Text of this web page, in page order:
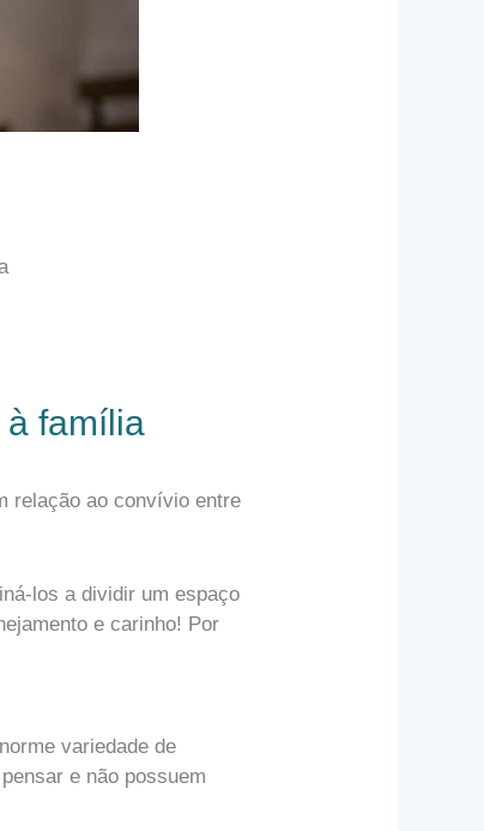
à família
relação ao convívio entre
los a dividir um espaço
e carinho! Por
variedade de
e não possuem